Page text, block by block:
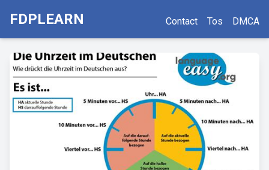
FDPLEARN Contact Tos DMCA